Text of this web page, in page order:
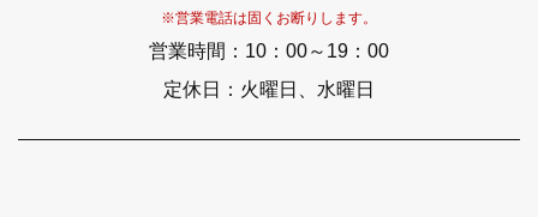
※営業電話は固くお断りします。
営業時間： 10：00～19：00
定休日： 火曜日、水曜日